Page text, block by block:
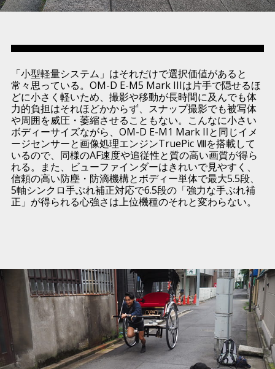
「小型軽量システム」はそれだけで選択価値があると
常々思っている。OM-D E-M5 Mark IIIは片手で隠せるほ
どに小さく軽いため、撮影や移動が長時間に及んでも体
力的負担はそれほどかからず、スナップ撮影でも被写体
や周囲を威圧・萎縮させることもない。こんなに小さい
ボディーサイズながら、OM-D E-M1 Mark IIと同じイメ
ージセンサーと画像処理エンジンTruePic Ⅷを搭載して
いるので、同様のAF速度や追従性と質の高い画質が得ら
れる。また、ビューファインダーはきれいで見やすく、
信頼の高い防塵・防滴機構とボディー単体で最大5.5段、
5軸シンクロ手ぶれ補正対応で6.5段の「強力な手ぶれ補
正」が得られる心強さは上位機種のそれと変わらない。